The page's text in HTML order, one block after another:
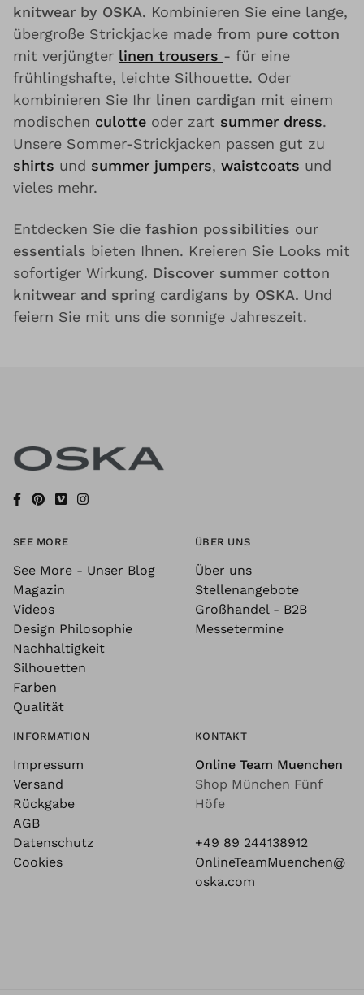
knitwear by OSKA. Kombinieren Sie eine lange,
übergroße Strickjacke made from pure cotton
mit verjüngter linen trousers - für eine
frühlingshafte, leichte Silhouette. Oder
kombinieren Sie Ihr linen cardigan mit einem
modischen culotte oder zart summer dress.
Unsere Sommer-Strickjacken passen gut zu
shirts und summer jumpers, waistcoats und
vieles mehr.
Entdecken Sie die fashion possibilities our
essentials bieten Ihnen. Kreieren Sie Looks mit
sofortiger Wirkung. Discover summer cotton
knitwear and spring cardigans by OSKA. Und
feiern Sie mit uns die sonnige Jahreszeit.
SEE MORE
See More - Unser Blog
Magazin
Videos
Design Philosophie
Nachhaltigkeit
Silhouetten
Farben
Qualität
ÜBER UNS
Über uns
Stellenangebote
Großhandel - B2B
Messetermine
INFORMATION
Impressum
Versand
Rückgabe
AGB
Datenschutz
Cookies
KONTAKT
Online Team Muenchen
Shop München Fünf
Höfe
+49 89 244138912
OnlineTeamMuenchen@
oska.com